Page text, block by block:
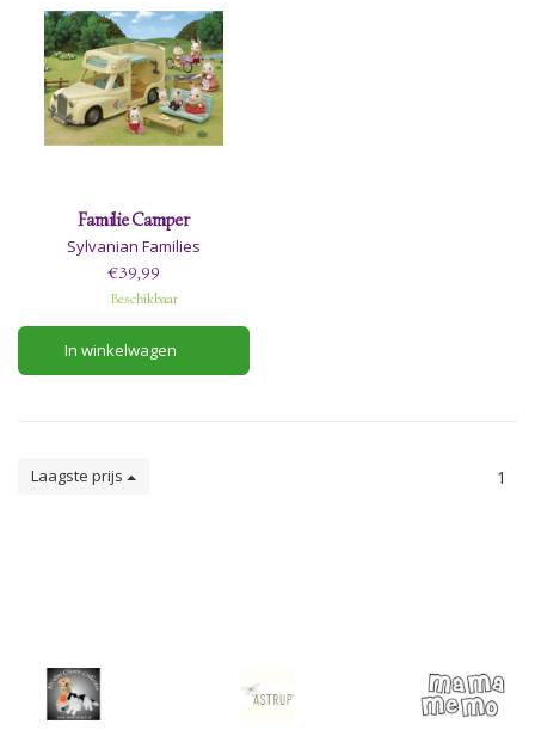
Familie Camper
Sylvanian Families
€39,99
Beschikbaar
In winkelwagen
Laagste prijs 1